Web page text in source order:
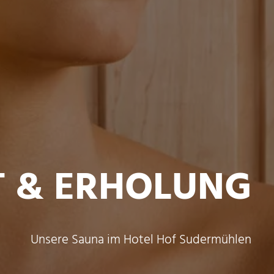
& ERHOLUNG
Unsere Sauna im Hotel Hof Sudermühlen